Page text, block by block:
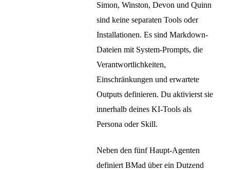
Simon, Winston, Devon und Quinn
sind keine separaten Tools oder
Installationen. Es sind Markdown-
Dateien mit System-Prompts, die
Verantwortlichkeiten,
Einschränkungen und erwartete
Outputs definieren. Du aktivierst sie
innerhalb deines KI-Tools als
Persona oder Skill.
Neben den fünf Haupt-Agenten
definiert BMad über ein Dutzend